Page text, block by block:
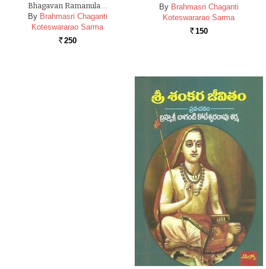
Bhagavan Ramanula …
By Brahmasri Chaganti
Koteswararao Sarma
Rs. 250
By Brahmasri Chaganti
Koteswararao Sarma
Rs. 150